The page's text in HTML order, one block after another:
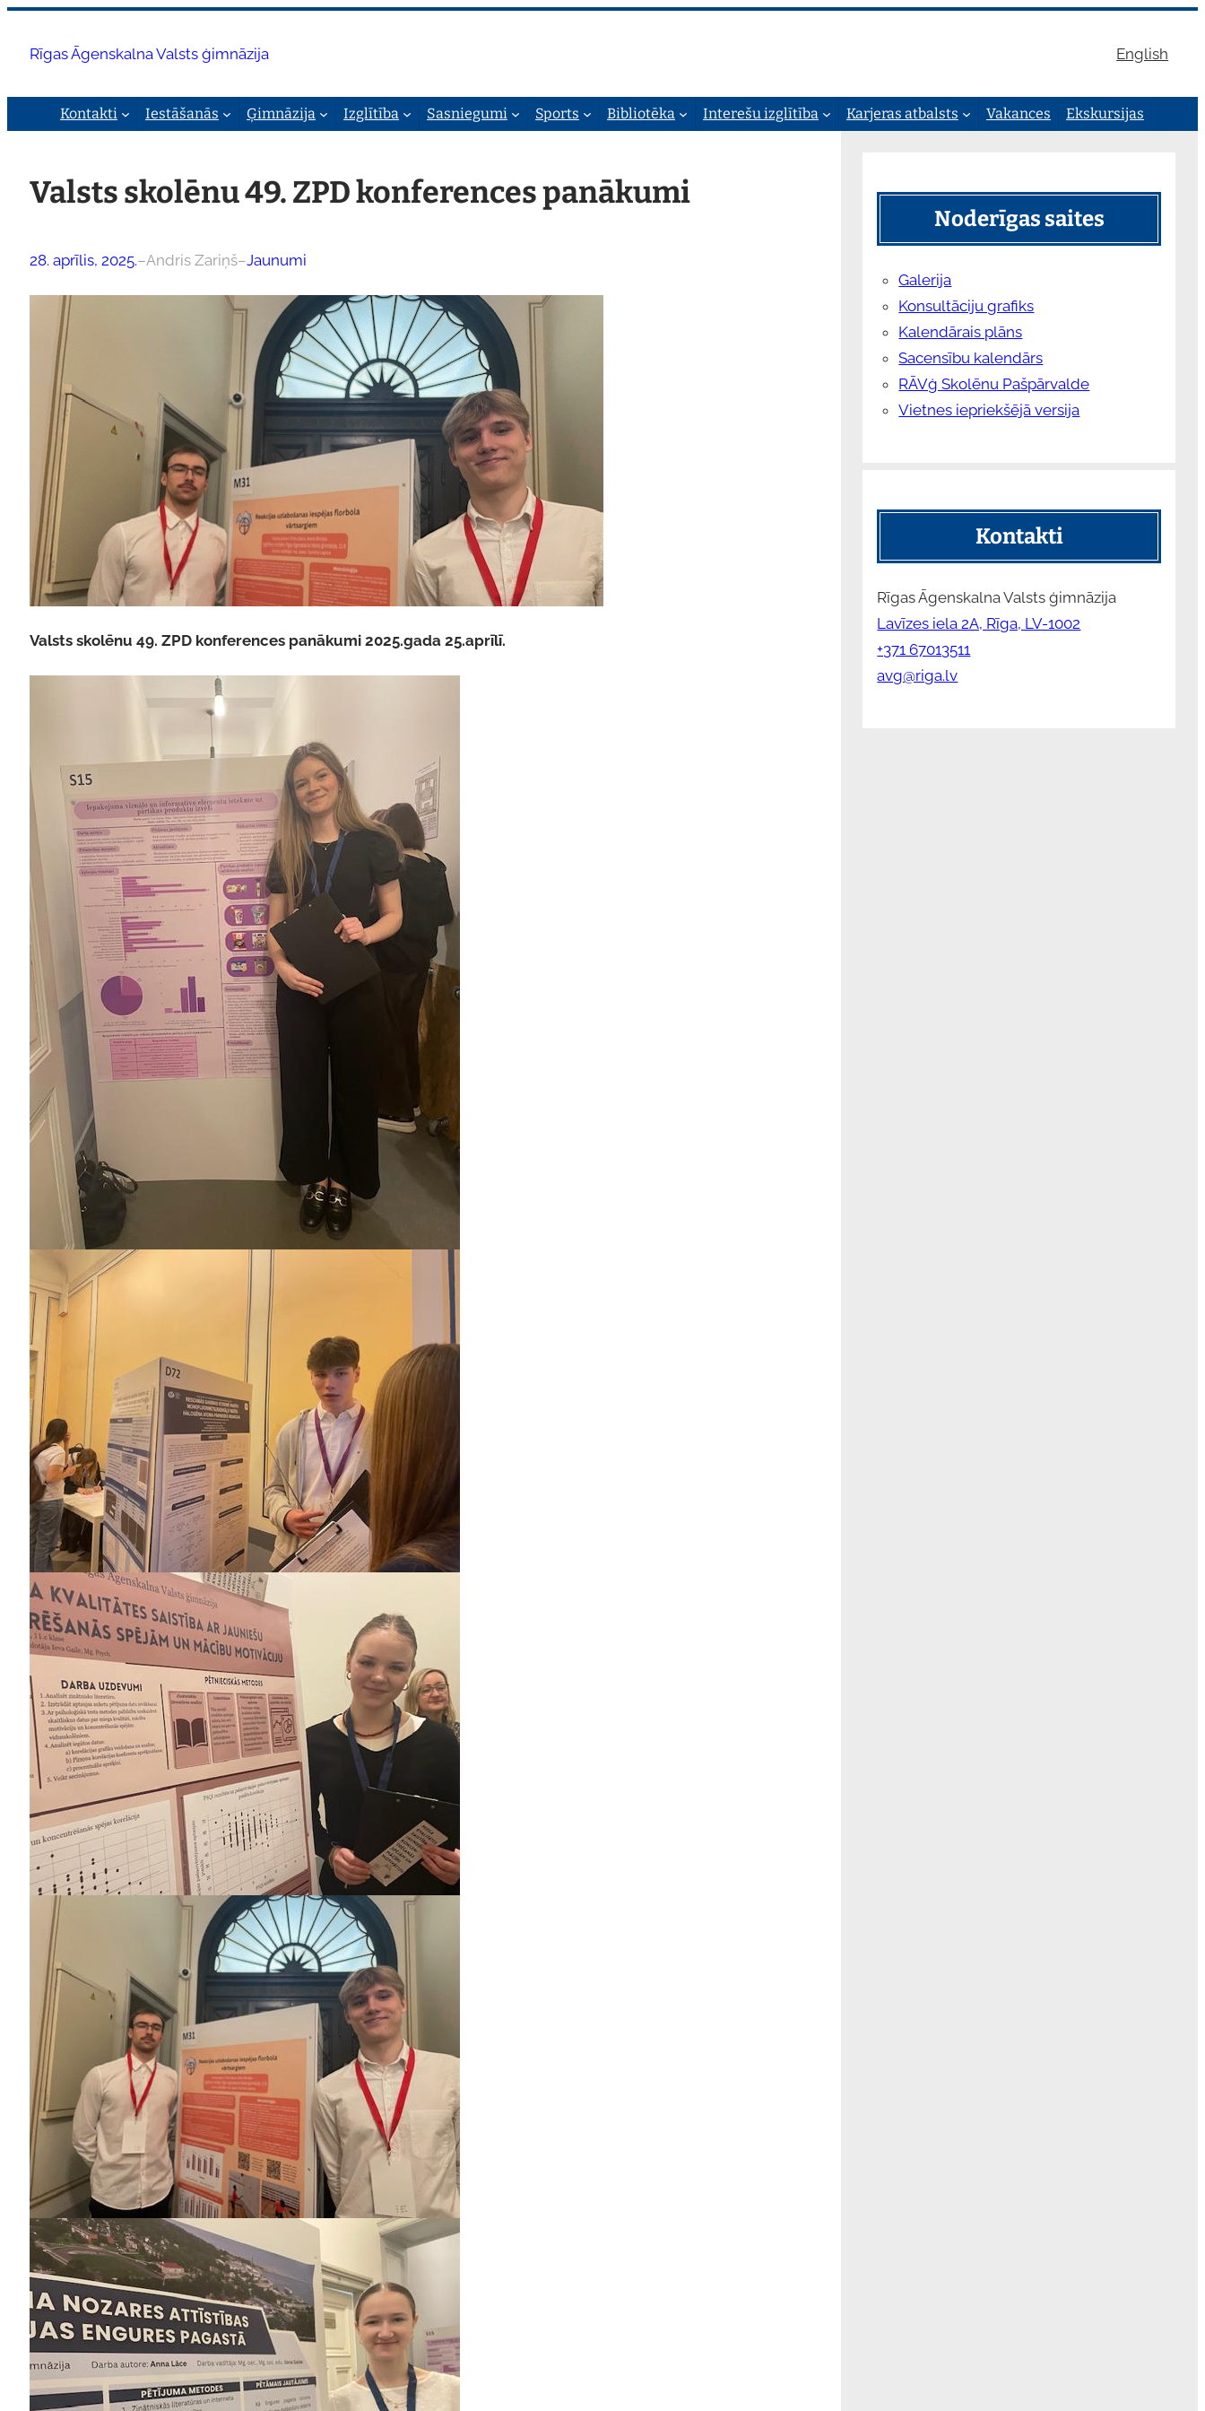
Rīgas Āgenskalna Valsts ģimnāzija English
Kontakti Iestāšanās Ģimnāzija Izglītība Sasniegumi Sports Bibliotēka Interešu izglītība Karjeras atbalsts Vakances Ekskursijas
Valsts skolēnu 49. ZPD konferences panākumi
28. aprīlis, 2025.–Andris Zariņš–Jaunumi
Valsts skolēnu 49. ZPD konferences panākumi 2025.gada 25.aprīlī.
Noderīgas saites
Galerija
Konsultāciju grafiks
Kalendārais plāns
Sacensību kalendārs
RĀVģ Skolēnu Pašpārvalde
Vietnes iepriekšējā versija
Kontakti
Rīgas Āgenskalna Valsts ģimnāzija
Lavīzes iela 2A, Rīga, LV-1002
+371 67013511
avg@riga.lv